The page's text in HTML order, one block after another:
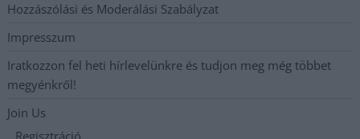
Hozzászólási és Moderálási Szabályzat
Impresszum
Iratkozzon fel heti hírlevelünkre és tudjon meg még többet
megyénkről!
Join Us